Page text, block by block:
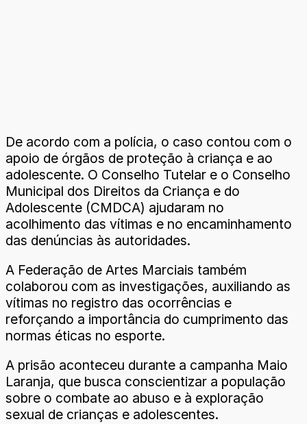
De acordo com a polícia, o caso contou com o
apoio de órgãos de proteção à criança e ao
adolescente. O Conselho Tutelar e o Conselho
Municipal dos Direitos da Criança e do
Adolescente (CMDCA) ajudaram no
acolhimento das vítimas e no encaminhamento
das denúncias às autoridades.
A Federação de Artes Marciais também
colaborou com as investigações, auxiliando as
vítimas no registro das ocorrências e
reforçando a importância do cumprimento das
normas éticas no esporte.
A prisão aconteceu durante a campanha Maio
Laranja, que busca conscientizar a população
sobre o combate ao abuso e à exploração
sexual de crianças e adolescentes.